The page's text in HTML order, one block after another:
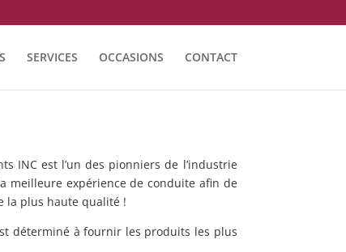
SERVICES OCCASIONS CONTACT
INC est l’un des pionniers de l’industrie
meilleure expérience de conduite afin de
la plus haute qualité !
déterminé à fournir les produits les plus